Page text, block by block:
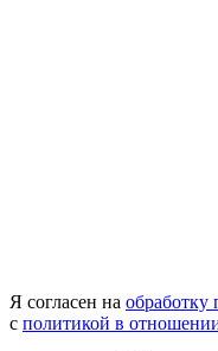
Я согласен на обработку
с политикой в